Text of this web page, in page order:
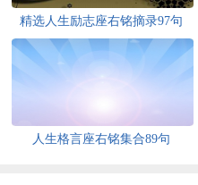
精选人生励志座右铭摘录97句
人生格言座右铭集合89句